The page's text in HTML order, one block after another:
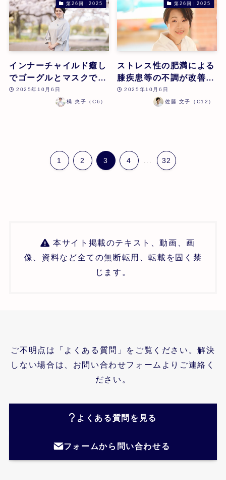
第26回｜2025
インナーチャイルド癒し
でゴーグルとマスクで歩
いていた何十年来の花粉
症その日から無し!ホル
2025年10月6日
橘 央子（C6）
第26回｜2025
ストレス性の肥満による
膝疾患等の不調が改善し
たケース | 佐藤文子 | 第
2025年10月6日
佐藤 文子（C12）
1 2 3 4 ... 32
本サイト掲載のテキスト、動画、画
像、資料など全ての無断転用、転載を固く禁
じます。
ご不明点は「よくある質問」をご覧ください。解決
しない場合は、お問い合わせフォームよりご連絡く
ださい。
よくある質問を見る
フォームから問い合わせる